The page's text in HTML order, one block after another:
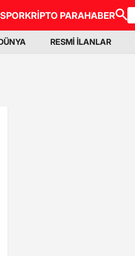
SPORKRİPTO PARAHABER
RESMİ İLANLAR